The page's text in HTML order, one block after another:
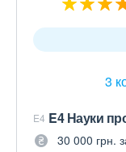
3
E4 E4 Науки
30 000 грн.